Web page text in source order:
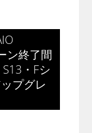
ン終了間
・Fシ
プグレ